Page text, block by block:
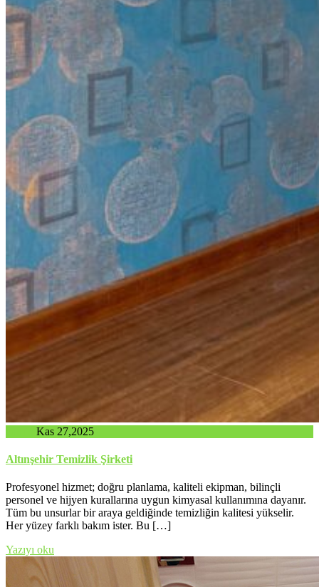
Kas 27,2025
Altınşehir Temizlik Şirketi
Profesyonel hizmet; doğru planlama, kaliteli ekipman, bilinçli
personel ve hijyen kurallarına uygun kimyasal kullanımına dayanır.
Tüm bu unsurlar bir araya geldiğinde temizliğin kalitesi yükselir.
Her yüzey farklı bakım ister. Bu […]
Yazıyı oku